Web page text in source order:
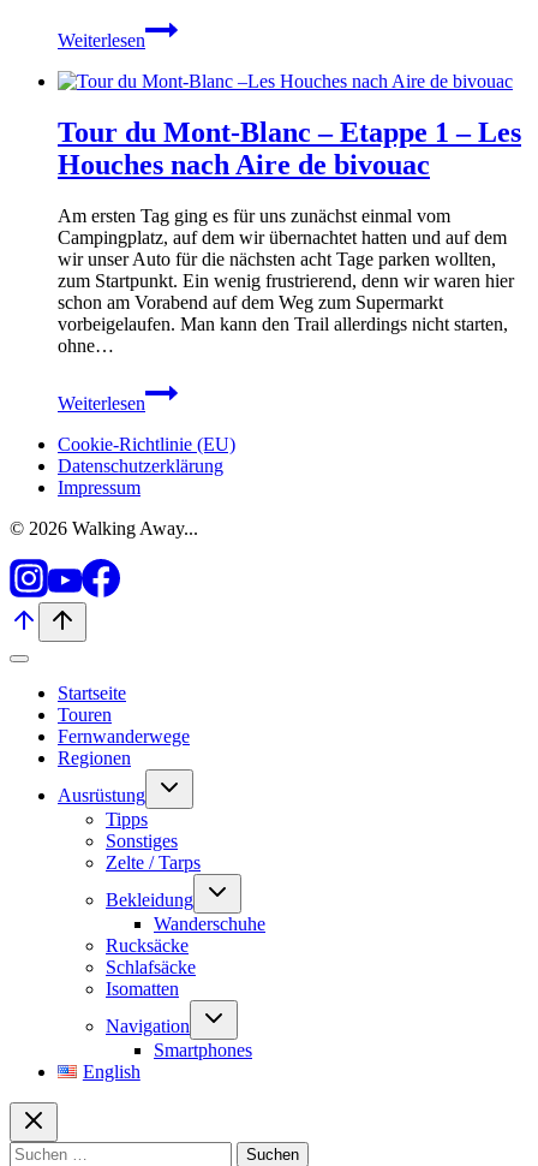
Weiterlesen
Tour
du
Blanc
Etappe
2
–
de
bivouac
nach
Les
Chapieux
Tour du Mont-Blanc – Etappe 1 – Les
Houches nach Aire de bivouac
Am ersten Tag ging es für uns zunächst einmal vom
Campingplatz, auf dem wir übernachtet hatten und auf dem
wir unser Auto für die nächsten acht Tage parken wollten,
zum Startpunkt. Ein wenig frustrierend, denn wir waren hier
schon am Vorabend auf dem Weg zum Supermarkt
vorbeigelaufen. Man kann den Trail allerdings nicht starten,
ohne…
Weiterlesen
Tour
du
Blanc
–
–
Cookie-Richtlinie (EU)
Datenschutzerklärung
Impressum
© 2026 Walking Away...
Startseite
Touren
Fernwanderwege
Regionen
Ausrüstung
Untermenü
umschalten
Tipps
Sonstiges
Zelte / Tarps
Bekleidung
Untermenü
umschalten
Wanderschuhe
Rucksäcke
Schlafsäcke
Isomatten
Navigation
Untermenü
umschalten
Smartphones
English
Suchen